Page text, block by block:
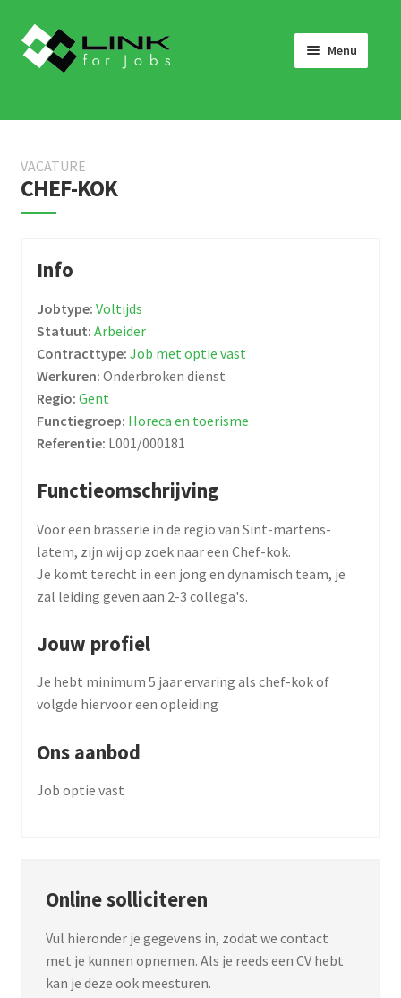
to
navigation
to
content
Menu
LINK 4 JOBS VOOR BEDRIJVEN
OVER ONS
NEEM CONTACT OP
VACATURE
CHEF-KOK
Info
Jobtype: Voltijds
Statuut: Arbeider
Contracttype: Job met optie vast
Werkuren: Onderbroken dienst
Regio: Gent
Functiegroep: Horeca en toerisme
Referentie: L001/000181
Functieomschrijving
Voor een brasserie in de regio van Sint-martens-
latem, zijn wij op zoek naar een Chef-kok.
Je komt terecht in een jong en dynamisch team, je
zal leiding geven aan 2-3 collega's.
Jouw profiel
Je hebt minimum 5 jaar ervaring als chef-kok of
volgde hiervoor een opleiding
Ons aanbod
Job optie vast
Online solliciteren
Vul hieronder je gegevens in, zodat we contact
met je kunnen opnemen. Als je reeds een CV hebt
kan je deze ook meesturen.